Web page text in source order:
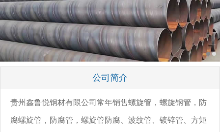
公司简介
贵州鑫鲁悦钢材有限公司常年销售螺旋管，螺旋钢管，防
腐螺旋管，防腐管，螺旋管防腐、波纹管、镀锌管、方矩